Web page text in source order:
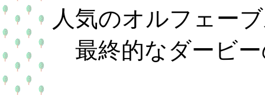
人気のオルフェー
最終的なダービ